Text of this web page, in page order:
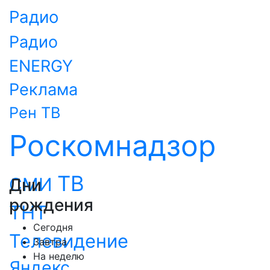
Радио
Радио
ENERGY
Реклама
Рен ТВ
Роскомнадзор
СМИ ТВ
ТНТ
Телевидение
Дни
рождения
Сегодня
Завтра
На неделю